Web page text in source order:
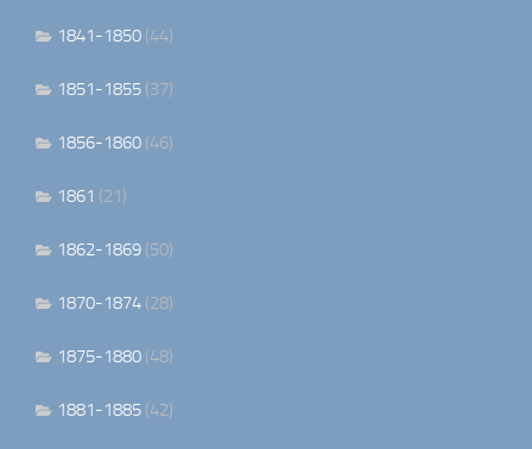
1841-1850 (44)
1851-1855 (37)
1856-1860 (46)
1861 (21)
1862-1869 (50)
1870-1874 (28)
1875-1880 (48)
1881-1885 (42)